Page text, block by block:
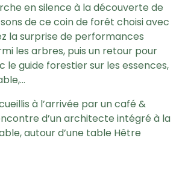
en silence à la découverte de
de ce coin de forêt choisi avec
la surprise de performances
les arbres, puis un retour pour
le guide forestier sur les essences,
à l’arrivée par un café &
d’un architecte intégré à la
autour d’une table Hêtre